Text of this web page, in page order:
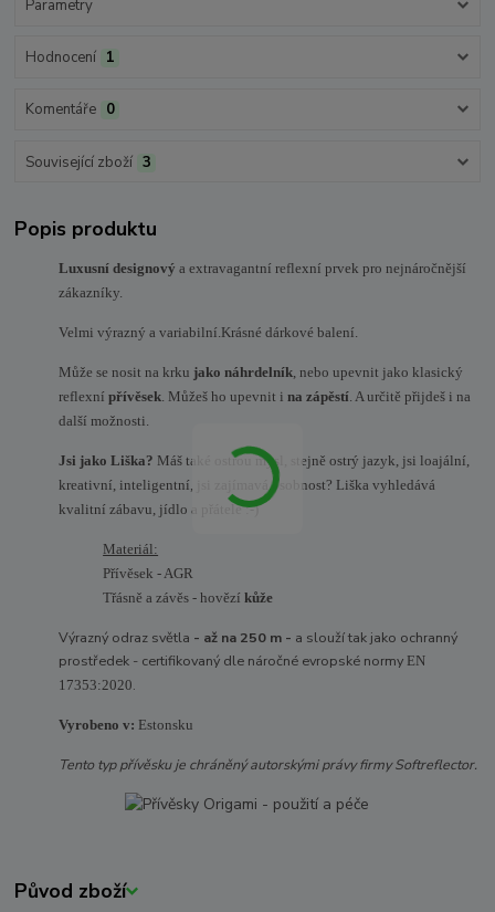
Parametry
Hodnocení 1
Komentáře 0
Související zboží 3
Popis produktu
Luxusní designový a extravagantní reflexní prvek pro nejnáročnější
zákazníky.
Velmi výrazný a variabilní.Krásné dárkové balení.
Může se nosit na krku jako náhrdelník, nebo upevnit jako klasický
reflexnípřívěsek. Můžeš ho upevnit ina zápěstí. A určitě přijdeš i na
další možnosti.
Jsi jako Liška? Máš také ostrou mysl, stejně ostrý jazyk, jsi loajální,
kreativní, inteligentní, jsi zajímavá osobnost? Liška vyhledává
kvalitní zábavu, jídlo a přátele :-)
Materiál:
Přívěsek - AGR
Třásně a závěs - hovězí kůže
Výrazný odraz světla - až na 250 m - a slouží tak jako ochranný
prostředek - certifikovaný dle náročné evropské normy EN
17353:2020.
Vyrobeno v: Estonsku
Tento typ přívěsku je chráněný autorskými právy firmy Softreflector.
Původ zboží